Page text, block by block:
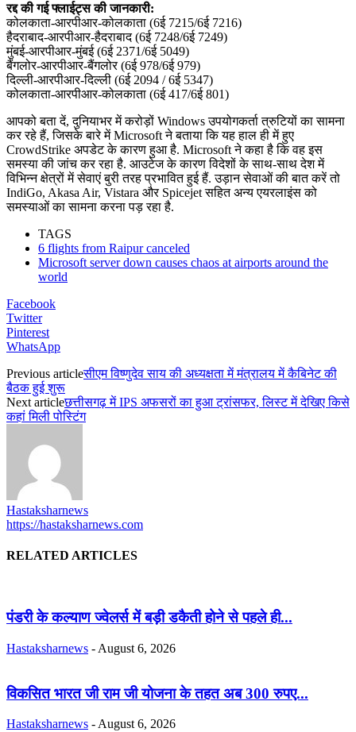
रद्द की गई फ्लाईट्स की जानकारी:
कोलकाता-आरपीआर-कोलकाता (6ई 7215/6ई 7216)
हैदराबाद-आरपीआर-हैदराबाद (6ई 7248/6ई 7249)
मुंबई-आरपीआर-मुंबई (6ई 2371/6ई 5049)
बैंगलोर-आरपीआर-बैंगलोर (6ई 978/6ई 979)
दिल्ली-आरपीआर-दिल्ली (6ई 2094 / 6ई 5347)
कोलकाता-आरपीआर-कोलकाता (6ई 417/6ई 801)
आपको बता दें, दुनियाभर में करोड़ों Windows उपयोगकर्ता त्रुटियों का सामना
कर रहे हैं, जिसके बारे में Microsoft ने बताया कि यह हाल ही में हुए
CrowdStrike अपडेट के कारण हुआ है. Microsoft ने कहा है कि वह इस
समस्या की जांच कर रहा है. आउटेज के कारण विदेशों के साथ-साथ देश में
विभिन्न क्षेत्रों में सेवाएं बुरी तरह प्रभावित हुई हैं. उड़ान सेवाओं की बात करें तो
IndiGo, Akasa Air, Vistara और Spicejet सहित अन्य एयरलाइंस को
समस्याओं का सामना करना पड़ रहा है.
TAGS
6 flights from Raipur canceled
Microsoft server down causes chaos at airports around the
world
Facebook
Twitter
Pinterest
WhatsApp
Previous articleसीएम विष्णुदेव साय की अध्यक्षता में मंत्रालय में कैबिनेट की
बैठक हुई शुरू
Next articleछत्तीसगढ़ में IPS अफसरों का हुआ ट्रांसफर, लिस्ट में देखिए किसे
कहां मिली पोस्टिंग
Hastaksharnews
https://hastaksharnews.com
RELATED ARTICLES
पंडरी के कल्याण ज्वेलर्स में बड़ी डकैती होने से पहले ही...
Hastaksharnews - August 6, 2026
विकसित भारत जी राम जी योजना के तहत अब 300 रुपए...
Hastaksharnews - August 6, 2026